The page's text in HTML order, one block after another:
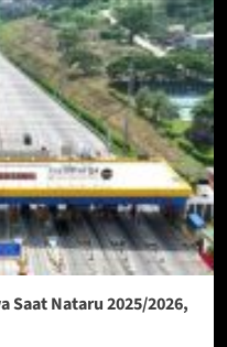
Saat Nataru 2025/2026,